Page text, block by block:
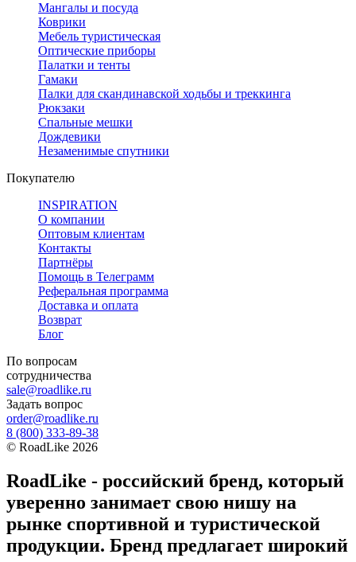
Мангалы и посуда
Коврики
Мебель туристическая
Оптические приборы
Палатки и тенты
Гамаки
Палки для скандинавской ходьбы и треккинга
Рюкзаки
Спальные мешки
Дождевики
Незаменимые спутники
Покупателю
INSPIRATION
О компании
Оптовым клиентам
Контакты
Партнёры
Помощь в Телеграмм
Реферальная программа
Доставка и оплата
Возврат
Блог
По вопросам
сотрудничества
sale@roadlike.ru
Задать вопрос
order@roadlike.ru
8 (800) 333-89-38
© RoadLike 2026
RoadLike - российский бренд, который
уверенно занимает свою нишу на
рынке спортивной и туристической
продукции. Бренд предлагает широкий